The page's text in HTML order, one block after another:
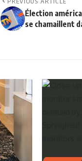
Élection
se chamaillent